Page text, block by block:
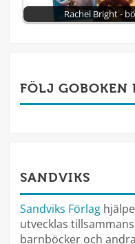
Rachel Bright -
FÖLJ GOBOKEN
SANDVIKS
Sandviks Förlag
utvecklas
barnböcker och